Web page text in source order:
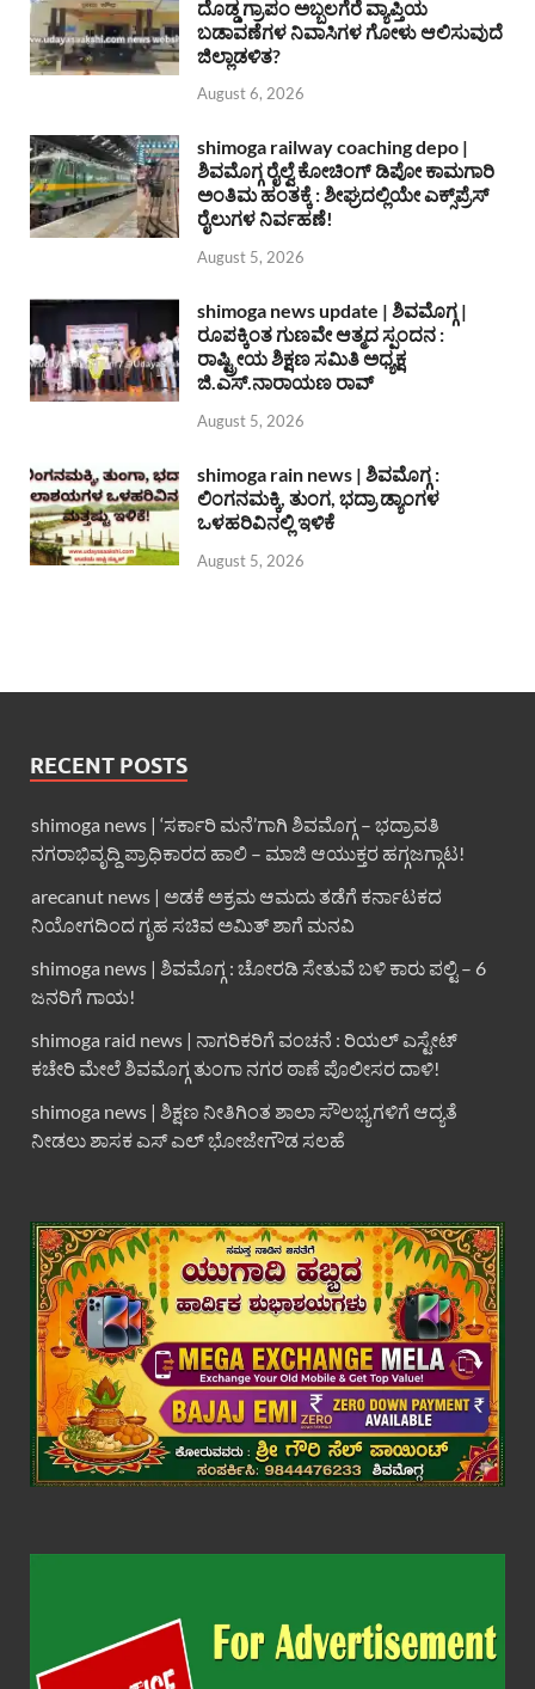
ದೊಡ್ಡ ಗ್ರಾಪಂ ಅಬ್ಬಲಗೆರೆ ವ್ಯಾಪ್ತಿಯ
ಬಡಾವಣೆಗಳ ನಿವಾಸಿಗಳ ಗೋಳು ಆಲಿಸುವುದೆ
ಜಿಲ್ಲಾಡಳಿತ?
August 6, 2026
shimoga railway coaching depo |
ಶಿವಮೊಗ್ಗ ರೈಲ್ವೆ ಕೋಚಿಂಗ್ ಡಿಪೋ ಕಾಮಗಾರಿ
ಅಂತಿಮ ಹಂತಕ್ಕೆ : ಶೀಘ್ರದಲ್ಲಿಯೇ ಎಕ್ಸ್‌ಪ್ರೆಸ್
ರೈಲುಗಳ ನಿರ್ವಹಣೆ!
August 5, 2026
shimoga news update | ಶಿವಮೊಗ್ಗ |
ರೂಪಕ್ಕಿಂತ ಗುಣವೇ ಆತ್ಮದ ಸ್ಪಂದನ :
ರಾಷ್ಟ್ರೀಯ ಶಿಕ್ಷಣ ಸಮಿತಿ ಅಧ್ಯಕ್ಷ
ಜಿ.ಎಸ್.ನಾರಾಯಣ ರಾವ್
August 5, 2026
shimoga rain news | ಶಿವಮೊಗ್ಗ :
ಲಿಂಗನಮಕ್ಕಿ, ತುಂಗ, ಭದ್ರಾ ಡ್ಯಾಂಗಳ
ಒಳಹರಿವಿನಲ್ಲಿ ಇಳಿಕೆ
August 5, 2026
RECENT POSTS
shimoga news | ‘ಸರ್ಕಾರಿ ಮನೆ’ಗಾಗಿ ಶಿವಮೊಗ್ಗ – ಭದ್ರಾವತಿ
ನಗರಾಭಿವೃದ್ದಿ ಪ್ರಾಧಿಕಾರದ ಹಾಲಿ – ಮಾಜಿ ಆಯುಕ್ತರ ಹಗ್ಗಜಗ್ಗಾಟ!
arecanut news | ಅಡಕೆ ಅಕ್ರಮ ಆಮದು ತಡೆಗೆ ಕರ್ನಾಟಕದ
ನಿಯೋಗದಿಂದ ಗೃಹ ಸಚಿವ ಅಮಿತ್ ಶಾಗೆ ಮನವಿ
shimoga news | ಶಿವಮೊಗ್ಗ : ಚೋರಡಿ ಸೇತುವೆ ಬಳಿ ಕಾರು ಪಲ್ಟಿ – 6
ಜನರಿಗೆ ಗಾಯ!
shimoga raid news | ನಾಗರಿಕರಿಗೆ ವಂಚನೆ : ರಿಯಲ್ ಎಸ್ಟೇಟ್
ಕಚೇರಿ ಮೇಲೆ ಶಿವಮೊಗ್ಗ ತುಂಗಾ ನಗರ ಠಾಣೆ ಪೊಲೀಸರ ದಾಳಿ!
shimoga news | ಶಿಕ್ಷಣ ನೀತಿಗಿಂತ ಶಾಲಾ ಸೌಲಭ್ಯಗಳಿಗೆ ಆದ್ಯತೆ
ನೀಡಲು ಶಾಸಕ ಎಸ್ ಎಲ್ ಭೋಜೇಗೌಡ ಸಲಹೆ